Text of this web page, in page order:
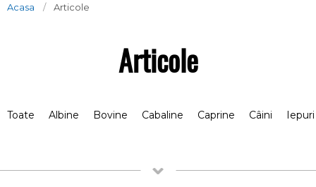
Acasa Articole
Articole
Toate Albine Bovine Cabaline Caprine Câini Iepuri